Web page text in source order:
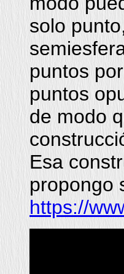
solo
puntos
puntos
de modo
Esa
propongo
https://